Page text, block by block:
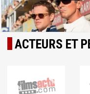
ACTEURS ET